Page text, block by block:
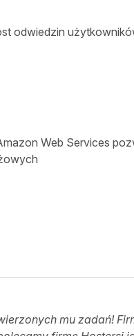
odwiedzin
Web Services
mu zadań!